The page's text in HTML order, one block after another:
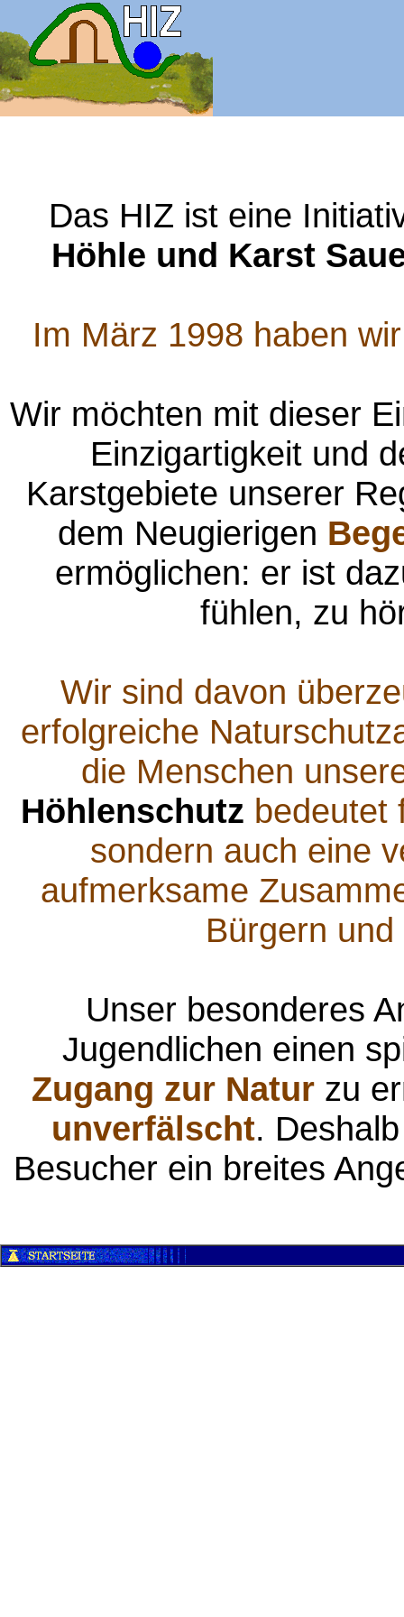
Das HIZ ist eine
Höhle und Karst
Im März 1998 haben
Wir möchten mit dieser
Einzigartigkeit und
Karstgebiete unserer
dem Neugierigen
ermöglichen: er ist
fühlen, zu
Wir sind davon
erfolgreiche
die Menschen
Höhlenschutz bedeutet
sondern auch eine
aufmerksame
Bürgern
Unser besonderes
Jugendlichen einen
Zugang zur Natur zu
unverfälscht.
Besucher ein breites